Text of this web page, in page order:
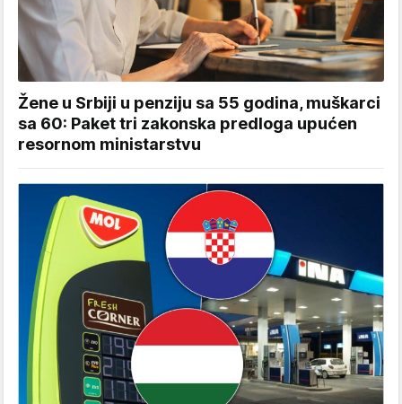
Žene u Srbiji u penziju sa 55 godina, muškarci
sa 60: Paket tri zakonska predloga upućen
resornom ministarstvu